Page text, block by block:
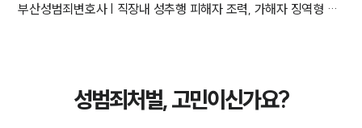
부산성범죄변호사 | 직장내 성추행 피해자 조력, 가해자 징역형 마무리
성범죄처벌, 고민이신가요?